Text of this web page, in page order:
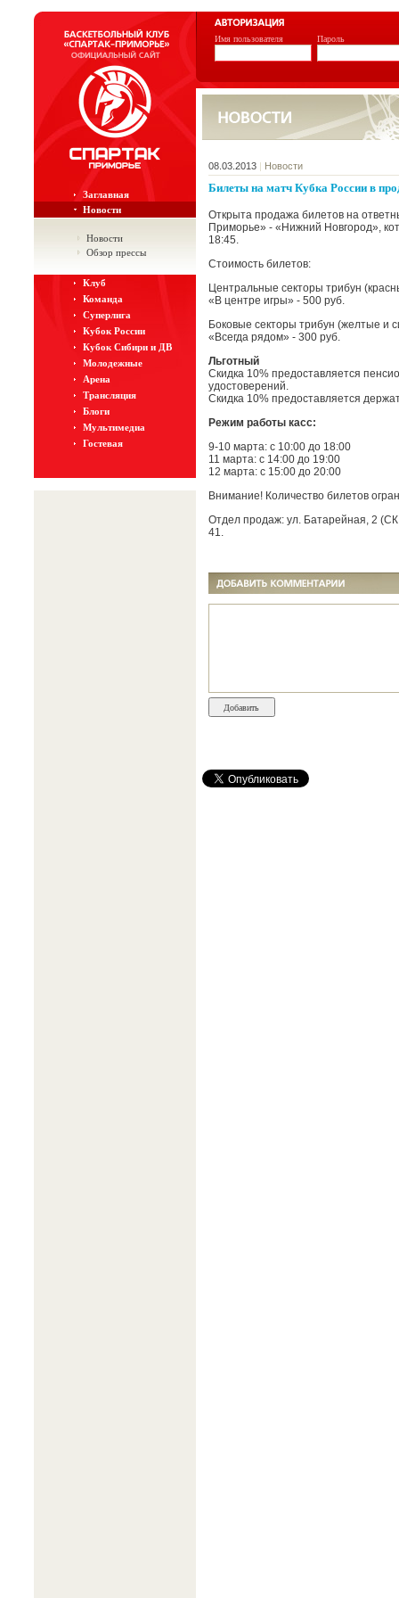
Имя пользователя Пароль
Заглавная
Новости
Новости
Обзор прессы
Клуб
Команда
Суперлига
Кубок России
Кубок Сибири и ДВ
Молодежные
Арена
Трансляция
Блоги
Мультимедиа
Гостевая
08.03.2013 | Новости
Билеты на матч Кубка России в
Открыта продажа билетов на
Приморье» - «Нижний Новгород»,
18:45.
Стоимость билетов:
Центральные секторы трибун
«В центре игры» - 500 руб.
Боковые секторы трибун (желтые и
«Всегда рядом» - 300 руб.
Льготный
Скидка 10% предоставляется
удостоверений.
Скидка 10% предоставляется
Режим работы касс:
9-10 марта: с 10:00 до 18:00
11 марта: с 14:00 до 19:00
12 марта: с 15:00 до 20:00
Внимание! Количество билетов
Отдел продаж: ул. Батарейная, 2
41.